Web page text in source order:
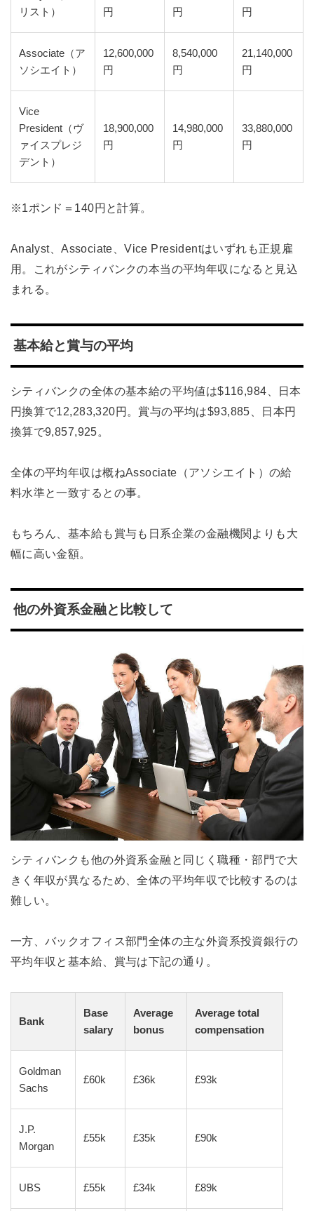
リスト）
円
円
円
Associate（ア
ソシエイト）
12,600,000
円
8,540,000
円
21,140,000
円
Vice
President（ヴ
ァイスプレジ
デント）
18,900,000
円
14,980,000
円
33,880,000
円
※1ポンド＝140円と計算。
Analyst、Associate、Vice Presidentはいずれも正規雇
用。これがシティバンクの本当の平均年収になると見込
まれる。
基本給と賞与の平均
シティバンクの全体の基本給の平均値は$116,984、日本
円換算で12,283,320円。賞与の平均は$93,885、日本円
換算で9,857,925。
全体の平均年収は概ねAssociate（アソシエイト）の給
料水準と一致するとの事。
もちろん、基本給も賞与も日系企業の金融機関よりも大
幅に高い金額。
他の外資系金融と比較して
シティバンクも他の外資系金融と同じく職種・部門で大
きく年収が異なるため、全体の平均年収で比較するのは
難しい。
一方、バックオフィス部門全体の主な外資系投資銀行の
平均年収と基本給、賞与は下記の通り。
Bank
Base
salary
Average
bonus
Average total
compensation
Goldman
Sachs
£60k £36k £93k
J.P.
Morgan
£55k £35k £90k
UBS £55k £34k £89k